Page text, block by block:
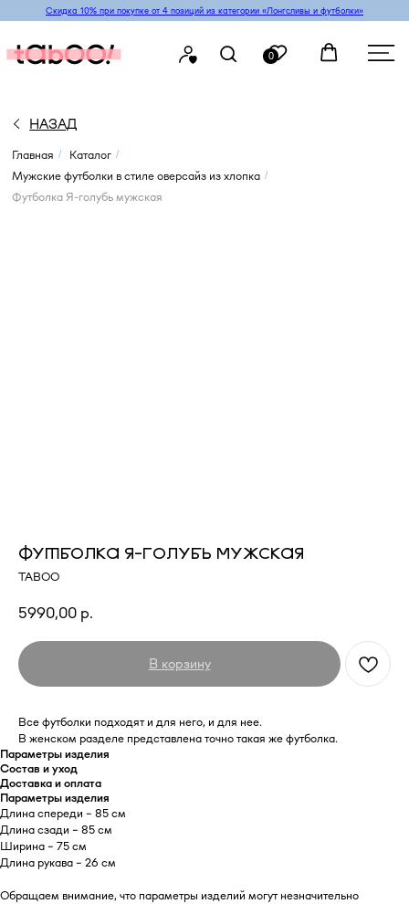
Скидка 10% при покупке от 4 позиций из категории «‎Лонгсливы и футболки»
Главная / Каталог /
Мужские футболки в стиле оверсайз из хлопка /
Футболка Я-голубь мужская
ФУТБОЛКА Я-ГОЛУБЬ МУЖСКАЯ
TABOO
5990,00 р.
В корзину
Все футболки подходят и для него, и для нее.
В женском разделе представлена точно такая же футболка.
Параметры изделия
Состав и уход
Доставка и оплата
Параметры изделия
Длина спереди - 85 см
Длина сзади - 85 см
Ширина - 75 см
Длина рукава - 26 см
Обращаем внимание, что параметры изделий могут незначительно